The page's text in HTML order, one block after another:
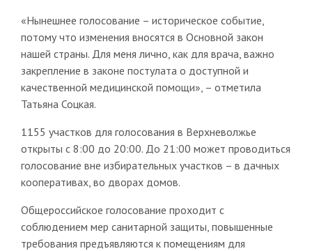
«Нынешнее голосование – историческое событие,
потому что изменения вносятся в Основной закон
нашей страны. Для меня лично, как для врача, важно
закрепление в законе постулата о доступной и
качественной медицинской помощи», – отметила
Татьяна Соцкая.
1155 участков для голосования в Верхневолжье
открыты с 8:00 до 20:00. До 21:00 может проводиться
голосование вне избирательных участков – в дачных
кооперативах, во дворах домов.
Общероссийское голосование проходит с
соблюдением мер санитарной защиты, повышенные
требования предъявляются к помещениям для